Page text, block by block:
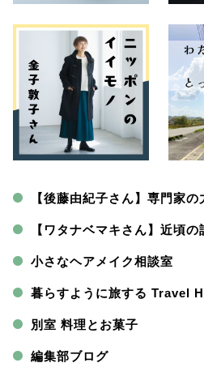
【後藤由紀子さん】専門家
【ワタナベマキさん】近頃の
小さなヘアメイク相談室
暮らすように旅する Travel
別室 料理とお菓子
編集部ブログ